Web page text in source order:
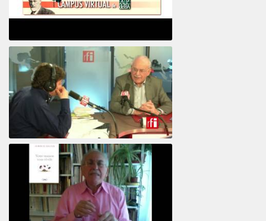
Psicoanálisis por Skype y teléfono Alberto
Eiguer presenta el curso virtual 2017